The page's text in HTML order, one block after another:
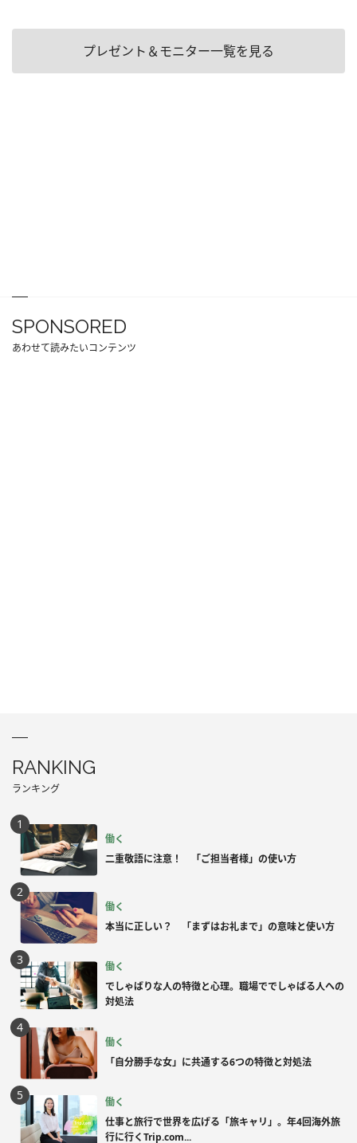
プレゼント＆モニター一覧を見る
SPONSORED
あわせて読みたいコンテンツ
RANKING
ランキング
働く
二重敬語に注意！ 「ご担当者様」の使い方
働く
本当に正しい？ 「まずはお礼まで」の意味と使い方
働く
でしゃばりな人の特徴と心理。職場ででしゃばる人への
対処法
働く
「自分勝手な女」に共通する6つの特徴と対処法
働く
仕事と旅行で世界を広げる「旅キャリ」。年4回海外旅
行に行くTrip.com...